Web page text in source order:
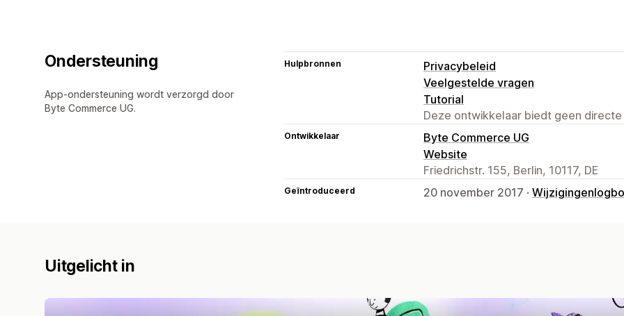
Ondersteuning
App-ondersteuning wordt verzorgd door
Byte Commerce UG.
Hulpbronnen
Privacybeleid
Veelgestelde vragen
Tutorial
Deze ontwikkelaar biedt geen
Ontwikkelaar
Byte Commerce UG
Website
Friedrichstr. 155, Berlin, 10117, DE
Geïntroduceerd 20 november 2017 ·
Uitgelicht in